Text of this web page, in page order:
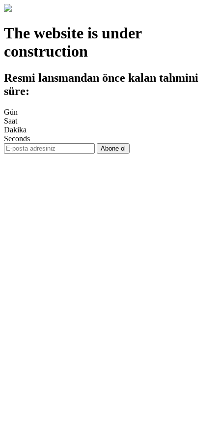
The website is under
construction
Resmi lansmandan önce kalan tahmini
süre:
Gün
Saat
Dakika
Seconds